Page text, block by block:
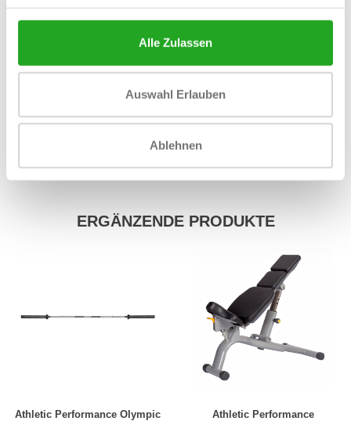
Alle Zulassen
Auswahl Erlauben
Ablehnen
Breite 1680 mm
2350 mm
Farbe schwarz
180 kg
Material Eisen
ERGÄNZENDE PRODUKTE
Athletic Performance Olympic
Athletic Performance